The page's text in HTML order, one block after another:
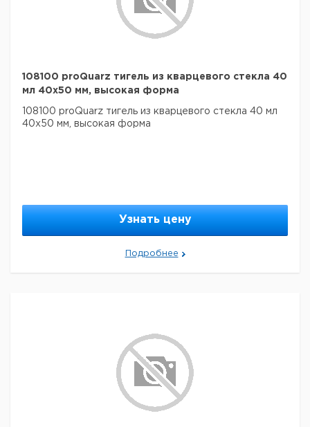
108100 proQuarz тигель из кварцевого стекла 40
мл 40x50 мм, высокая форма
108100 proQuarz тигель из кварцевого стекла 40 мл
40x50 мм, высокая форма
Узнать цену
Подробнее